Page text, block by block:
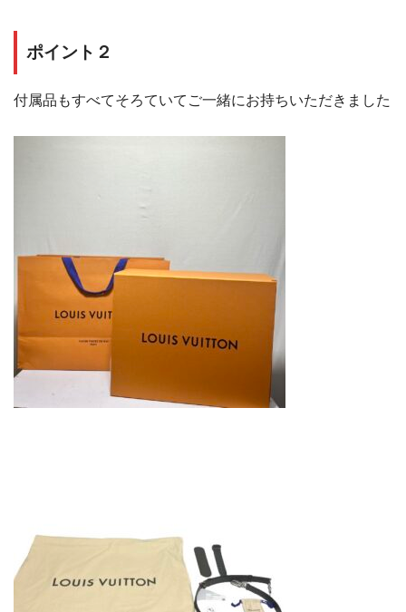
ポイント２
付属品もすべてそろていてご一緒にお持ちいただきました